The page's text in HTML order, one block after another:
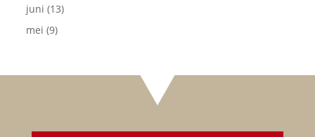
juni (13)
mei (9)